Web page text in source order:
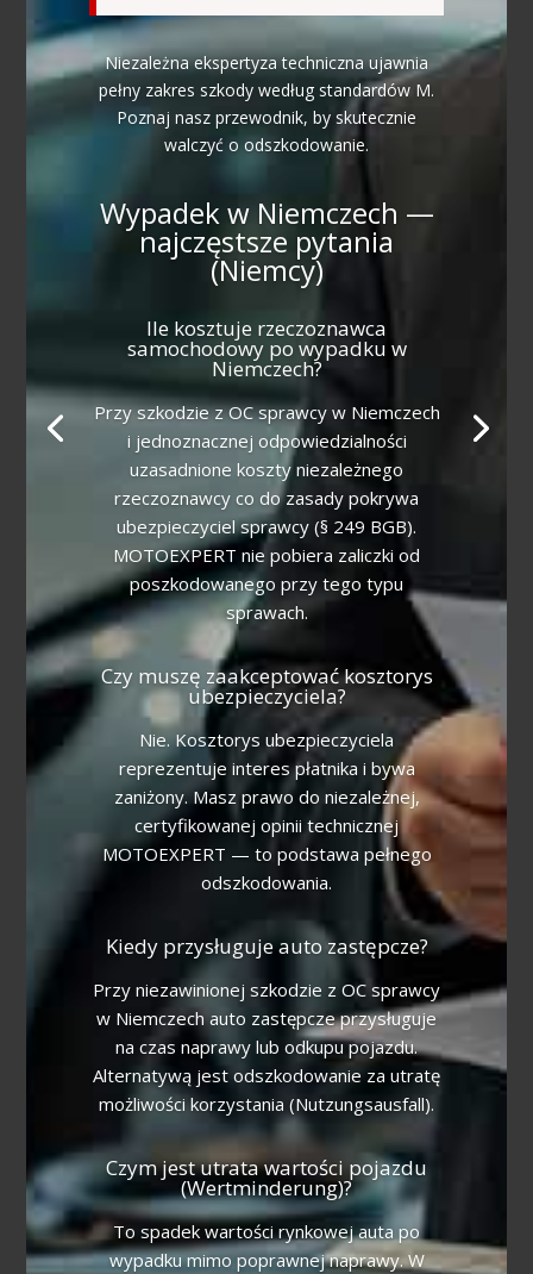
Niezależna ekspertyza techniczna ujawnia
pełny zakres szkody według standardów M.
Poznaj nasz przewodnik, by skutecznie
walczyć o odszkodowanie.
Wypadek w Niemczech —
najczęstsze pytania
(Niemcy)
Ile kosztuje rzeczoznawca
samochodowy po wypadku w
Niemczech?
Przy szkodzie z OC sprawcy w Niemczech
i jednoznacznej odpowiedzialności
uzasadnione koszty niezależnego
rzeczoznawcy co do zasady pokrywa
ubezpieczyciel sprawcy (§ 249 BGB).
MOTOEXPERT nie pobiera zaliczki od
poszkodowanego przy tego typu
sprawach.
Czy muszę zaakceptować kosztorys
ubezpieczyciela?
Nie. Kosztorys ubezpieczyciela
reprezentuje interes płatnika i bywa
zaniżony. Masz prawo do niezależnej,
certyfikowanej opinii technicznej
MOTOEXPERT — to podstawa pełnego
odszkodowania.
Kiedy przysługuje auto zastępcze?
Przy niezawinionej szkodzie z OC sprawcy
w Niemczech auto zastępcze przysługuje
na czas naprawy lub odkupu pojazdu.
Alternatywą jest odszkodowanie za utratę
możliwości korzystania (Nutzungsausfall).
Czym jest utrata wartości pojazdu
(Wertminderung)?
To spadek wartości rynkowej auta po
wypadku mimo poprawnej naprawy. W